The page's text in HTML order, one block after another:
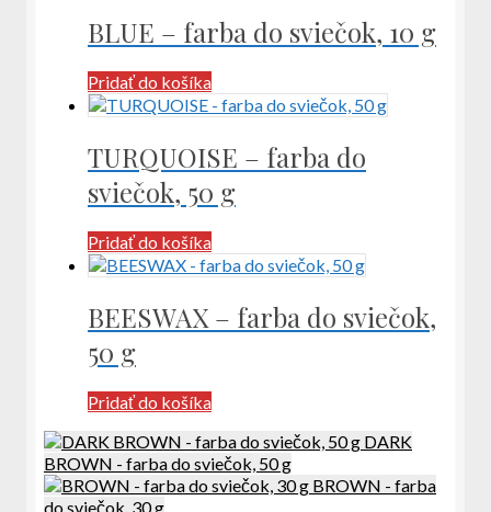
BLUE – farba do sviečok, 10 g
Pridať do košíka
TURQUOISE – farba do
sviečok, 50 g
Pridať do košíka
BEESWAX – farba do sviečok,
50 g
Pridať do košíka
DARK
BROWN - farba do sviečok, 50 g
BROWN - farba
do sviečok, 30 g